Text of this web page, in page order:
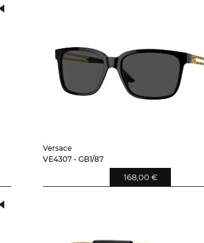
Versace
VE4307 - GB1/87
168,00 €